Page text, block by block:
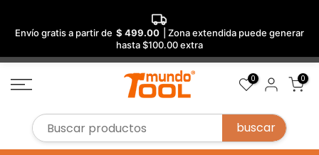
Envío gratis a partir de $ 499.00
| Zona extendida puede generar
hasta $100.00 extra
Saltar
al
0 0